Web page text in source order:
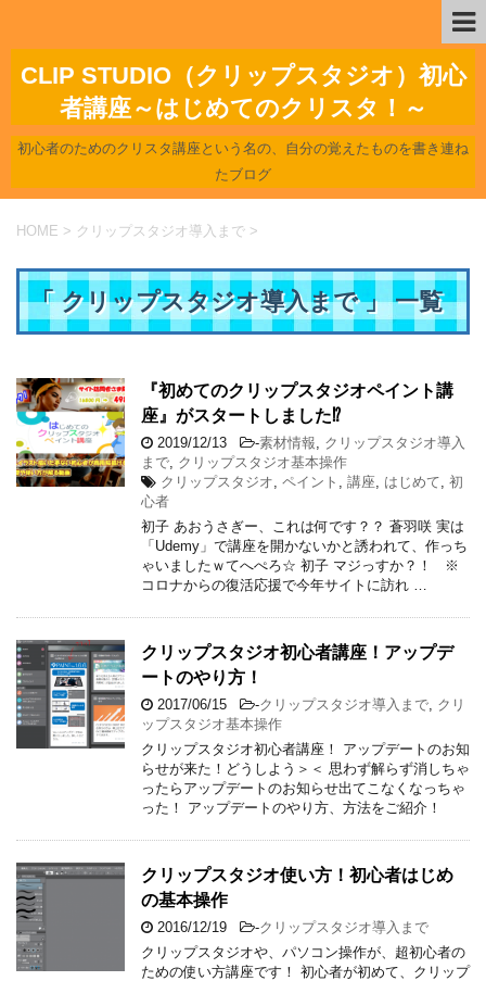
CLIP STUDIO（クリップスタジオ）初心
者講座～はじめてのクリスタ！～
初心者のためのクリスタ講座という名の、自分の覚えたものを書き連ね
たブログ
HOME > クリップスタジオ導入まで >
「 クリップスタジオ導入まで 」 一覧
『初めてのクリップスタジオペイント講
座』がスタートしました⁉
2019/12/13 -素材情報
クリップスタジオ導入
まで クリップスタジオ基本操作
クリップスタジオ ペイント 講座 はじめて 初
心者
初子 あおうさぎー、これは何です？？ 蒼羽咲 実は
「Udemy」で講座を開かないかと誘われて、作っち
ゃいましたｗてへぺろ☆ 初子 マジっすか？！ ※
コロナからの復活応援で今年サイトに訪れ …
クリップスタジオ初心者講座！アップデ
ートのやり方！
2017/06/15 -クリップスタジオ導入まで クリ
ップスタジオ基本操作
クリップスタジオ初心者講座！ アップデートのお知
らせが来た！どうしよう＞＜ 思わず解らず消しちゃ
ったらアップデートのお知らせ出てこなくなっちゃ
った！ アップデートのやり方、方法をご紹介！
クリップスタジオ使い方！初心者はじめ
の基本操作
2016/12/19 -クリップスタジオ導入まで
クリップスタジオや、パソコン操作が、超初心者の
ための使い方講座です！ 初心者が初めて、クリップ